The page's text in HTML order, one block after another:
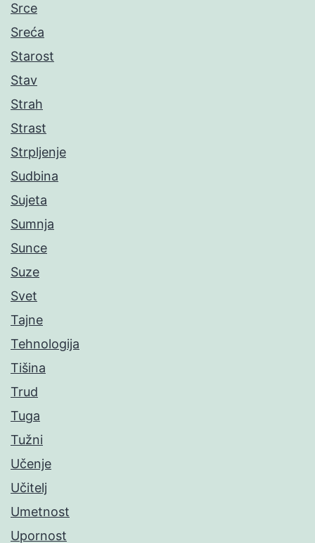
Srce
Sreća
Starost
Stav
Strah
Strast
Strpljenje
Sudbina
Sujeta
Sumnja
Sunce
Suze
Svet
Tajne
Tehnologija
Tišina
Trud
Tuga
Tužni
Učenje
Učitelj
Umetnost
Upornost